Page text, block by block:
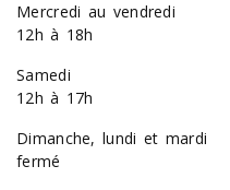
Mercredi au vendredi
12h à 18h
Samedi
12h à 17h
Dimanche, lundi et mardi
fermé